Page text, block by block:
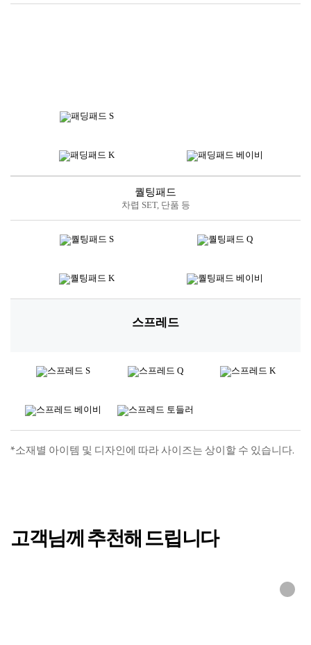
퀄팅패드
차렵 SET, 단품 등
스프레드
*소재별 아이템 및 디자인에 따라 사이즈는 상이할 수 있습니다.
고객님께 추천해 드립니다